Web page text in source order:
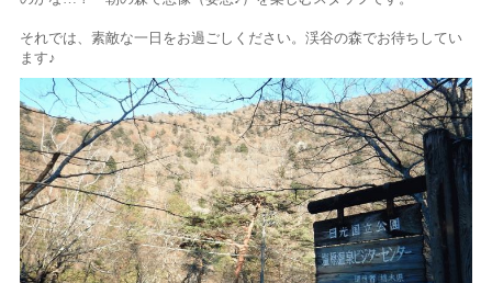
それでは、素敵な一日をお過ごしください。渓谷の森でお待ちしてい
ます♪